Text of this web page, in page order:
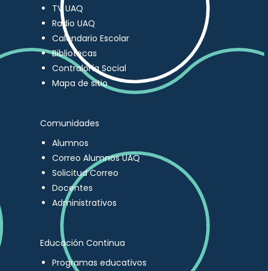
TV UAQ
Radio UAQ
Calendario Escolar
Bibliotecas
Contraloría Social
Mapa de sitio
Comunidades
Alumnos
Correo Alumnos UAQ
Solicitud Correo
Docentes
Administrativos
Educación Continua
Programas educativos